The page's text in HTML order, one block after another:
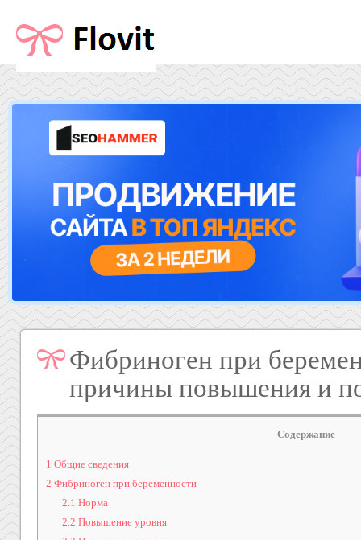
Фибриноген при
причины повышения и
Содержание
1 Общие сведения
2 Фибриноген при беременности
2.1 Норма
2.2 Повышение уровня